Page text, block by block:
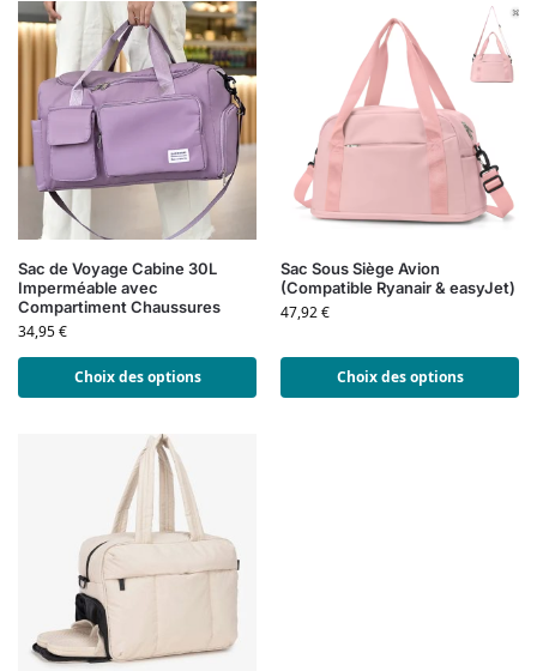
Sac de Voyage Cabine 30L
Imperméable avec
Compartiment Chaussures
34,95€
Choix des options
Sac Sous Siège Avion
(Compatible Ryanair & easyJet)
47,92€
Choix des options